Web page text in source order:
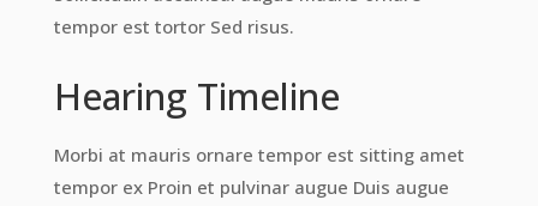
tempor est tortor Sed risus.
Hearing Timeline
Morbi at mauris ornare tempor est sitting amet
tempor ex Proin et pulvinar augue Duis augue